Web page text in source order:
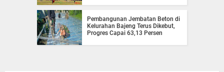
Pembangunan Jembatan Beton di
Kelurahan Bajeng Terus Dikebut,
Progres Capai 63,13 Persen